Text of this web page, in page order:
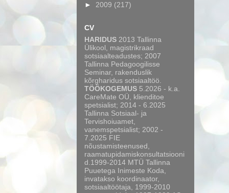
► 2009 (217)
CV
HARIDUS 2013 Tallinna
Ülikool, magistrikraad
sotsiaalteadustes; 2007
Tallinna Pedagoogilisse
Seminar, rakenduslik
kõrgharidus sotsiaaltöö.
TÖÖKOGEMUS 5.2026 - k.a.
CareMate OÜ, klienditoe
spetsialist; 2014 - 6.2025
Tallinna Sotsiaal- ja
Tervishoiuamet,
vanemspetsialist; 2002 -
7.2025 FIE
nõustamisteenused,
raamatupidamiskonsultatsiooni
d.1999-2014 MTÜ Tallinna
Puuetega Inimeste Koda,
invatakso koordinaator,
sotsiaaltöötaja, 1999-2010